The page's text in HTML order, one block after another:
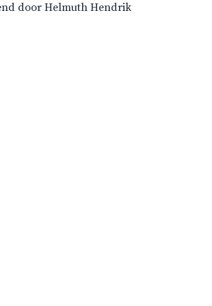
door Helmuth Hendrik